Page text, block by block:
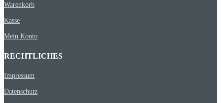
Warenkorb
Kasse
Mein Konto
RECHTLICHES
Impressum
Datenschutz